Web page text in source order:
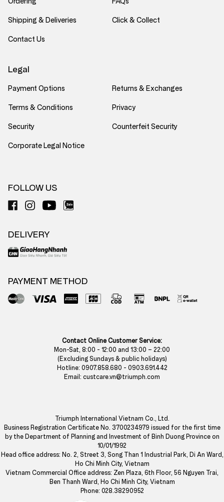
Shipping & Deliveries Click & Collect
Contact Us
Legal
Payment Options Returns & Exchanges
Terms & Conditions Privacy
Security Counterfeit Security
Corporate Legal Notice
FOLLOW US
DELIVERY
PAYMENT METHOD
Contact Online Customer Service:
Mon-Sat, 8:00 - 12:00 and 13:00 – 22:00
(Excluding Sundays & public holidays)
Hotline: 0907.858.680 - 0903.691.442
Email: custcare.vn@triumph.com
Triumph International Vietnam Co., Ltd.
Business Registration Certificate No. 3700234979 issued for the first time
by the Department of Planning and Investment of Binh Duong Province on
10/01/1992
Head office address: No. 2, Street 3, Song Than 1 Industrial Park, Di An Ward,
Ho Chi Minh City, Vietnam
Vietnam Commercial Office address: Zen Plaza, 6th Floor, 56 Nguyen Trai,
Ben Thanh Ward, Ho Chi Minh City, Vietnam
Phone: 028.38290952